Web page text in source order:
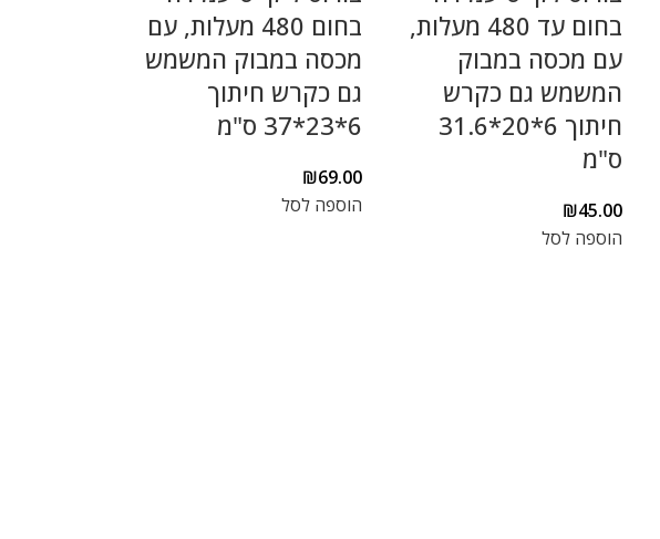
בחום עד 480 מעלות,
עם מכסה במבוק
המשמש גם כקרש
חיתוך 6*20*31.6
ס"מ
₪45.00
הוספה לסל
בחום 480 מעלות, עם
מכסה במבוק המשמש
גם כקרש חיתוך
6*23*37 ס"מ
₪69.00
הוספה לסל